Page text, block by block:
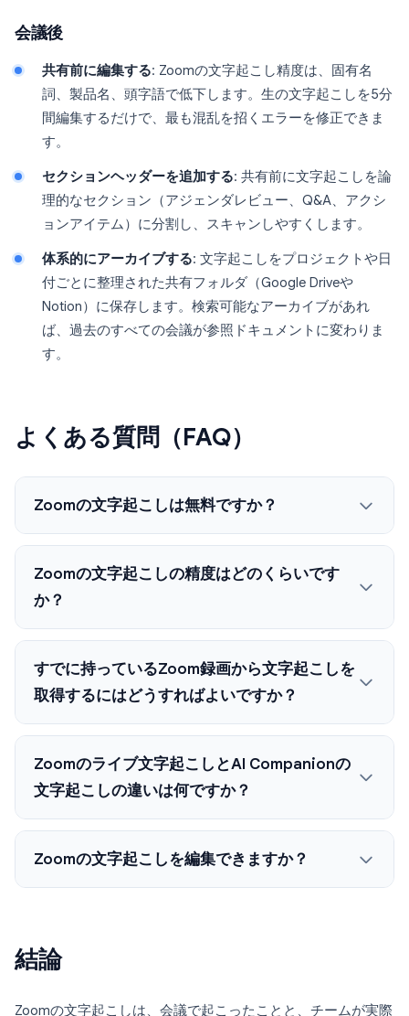
会議後
共有前に編集する: Zoomの文字起こし精度は、固有名
詞、製品名、頭字語で低下します。生の文字起こしを5分
間編集するだけで、最も混乱を招くエラーを修正できま
す。
セクションヘッダーを追加する: 共有前に文字起こしを論
理的なセクション（アジェンダレビュー、Q&A、アクシ
ョンアイテム）に分割し、スキャンしやすくします。
体系的にアーカイブする: 文字起こしをプロジェクトや日
付ごとに整理された共有フォルダ（Google Driveや
Notion）に保存します。検索可能なアーカイブがあれ
ば、過去のすべての会議が参照ドキュメントに変わりま
す。
よくある質問（FAQ）
Zoomの文字起こしは無料ですか？
Zoomの文字起こしの精度はどのくらいです
か？
すでに持っているZoom録画から文字起こしを
取得するにはどうすればよいですか？
Zoomのライブ文字起こしとAI Companionの
文字起こしの違いは何ですか？
Zoomの文字起こしを編集できますか？
結論
Zoomの文字起こしは、会議で起こったことと、チームが実際